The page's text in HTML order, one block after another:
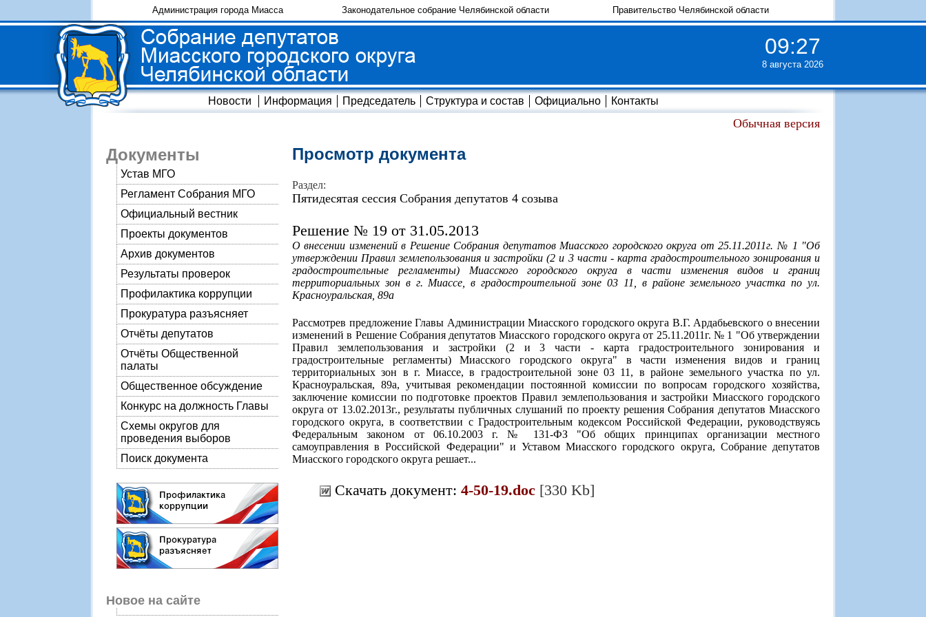
Администрация города Миасса Законодательное собрание Челябинской области Правительство Челябинской области
09:27
8 августа 2026
Новости Информация Председатель Структура и состав Официально Контакты
Обычная версия
Документы
Устав МГО
Регламент Собрания МГО
Официальный вестник
Проекты документов
Архив документов
Результаты проверок
Профилактика коррупции
Прокуратура разъясняет
Отчёты депутатов
Отчёты Общественной
палаты
Общественное обсуждение
Конкурс на должность Главы
Схемы округов для
проведения выборов
Поиск документа
Новое на сайте
Просмотр документа
Раздел:
Пятидесятая сессия Собрания депутатов 4 созыва
Решение № 19 от 31.05.2013
О внесении изменений в Решение Собрания депутатов Миасского городского округа от 25.11.2011г. № 1 "Об
утверждении Правил землепользования и застройки (2 и 3 части - карта градостроительного зонирования и
градостроительные регламенты) Миасского городского округа в части изменения видов и границ
территориальных зон в г. Миассе, в градостроительной зоне 03 11, в районе земельного участка по ул.
Красноуральская, 89а
Рассмотрев предложение Главы Администрации Миасского городского округа В.Г. Ардабьевского о внесении
изменений в Решение Собрания депутатов Миасского городского округа от 25.11.2011г. № 1 "Об утверждении
Правил землепользования и застройки (2 и 3 части - карта градостроительного зонирования и
градостроительные регламенты) Миасского городского округа" в части изменения видов и границ
территориальных зон в г. Миассе, в градостроительной зоне 03 11, в районе земельного участка по ул.
Красноуральская, 89а, учитывая рекомендации постоянной комиссии по вопросам городского хозяйства,
заключение комиссии по подготовке проектов Правил землепользования и застройки Миасского городского
округа от 13.02.2013г., результаты публичных слушаний по проекту решения Собрания депутатов Миасского
городского округа, в соответствии с Градостроительным кодексом Российской Федерации, руководствуясь
Федеральным законом от 06.10.2003 г. № 131-ФЗ "Об общих принципах организации местного
самоуправления в Российской Федерации" и Уставом Миасского городского округа, Собрание депутатов
Миасского городского округа решает...
Скачать документ: 4-50-19.doc [330 Kb]